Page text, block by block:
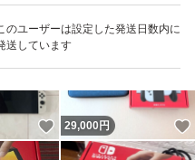
のユーザーは設定した発送日数内に
送しています
いいね！
29,000 円